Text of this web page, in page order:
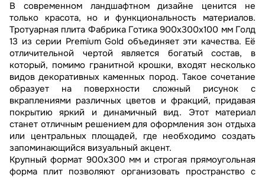
В современном ландшафтном дизайне ценится не
только красота, но и функциональность материалов.
Тротуарная плита Фабрика Готика 900х300х100 мм Голд
13 из серии Premium Gold объединяет эти качества. Её
отличительной чертой является богатый состав, в
который, помимо гранитной крошки, входят несколько
видов декоративных каменных пород. Такое сочетание
образует на поверхности сложный рисунок с
вкраплениями различных цветов и фракций, придавая
покрытию яркий и динамичный вид. Этот материал
станет отличным решением для оформления зон отдыха
или центральных площадей, где необходимо создать
запоминающийся визуальный акцент.
Крупный формат 900х300 мм и строгая прямоугольная
форма плит позволяют организовать пространство с